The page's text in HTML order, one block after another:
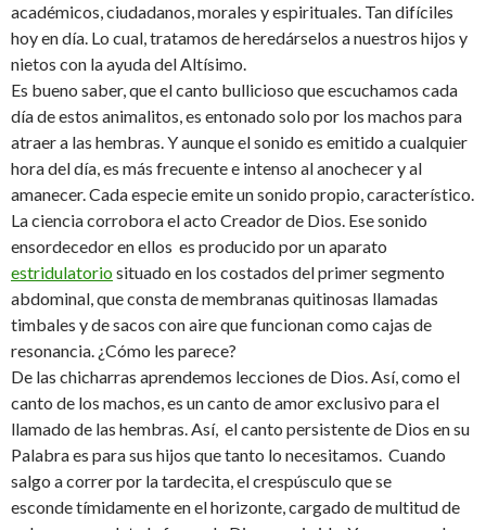
académicos, ciudadanos, morales y espirituales. Tan difíciles
hoy en día. Lo cual, tratamos de heredárselos a nuestros hijos y
nietos con la ayuda del Altísimo.
Es bueno saber, que el canto bullicioso que escuchamos cada
día de estos animalitos, es entonado solo por los machos para
atraer a las hembras. Y aunque el sonido es emitido a cualquier
hora del día, es más frecuente e intenso al anochecer y al
amanecer. Cada especie emite un sonido propio, característico.
La ciencia corrobora el acto Creador de Dios. Ese sonido
ensordecedor en ellos es producido por un aparato
estridulatoriosituado en los costados del primer segmento
abdominal, que consta de membranas quitinosas llamadas
timbales y de sacos con aire que funcionan como cajas de
resonancia. ¿Cómo les parece?
De las chicharras aprendemos lecciones de Dios. Así, como el
canto de los machos, es un canto de amor exclusivo para el
llamado de las hembras. Así, el canto persistente de Dios en su
Palabra es para sus hijos que tanto lo necesitamos. Cuando
salgo a correr por la tardecita, el crespúsculo que se
esconde tímidamente en el horizonte, cargado de multitud de